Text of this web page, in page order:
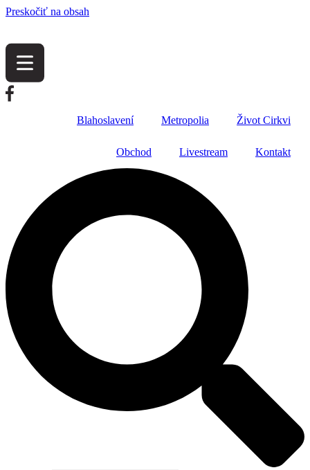
Preskočiť na obsah
Blahoslavení Metropolia Život Cirkvi
Obchod Livestream Kontakt